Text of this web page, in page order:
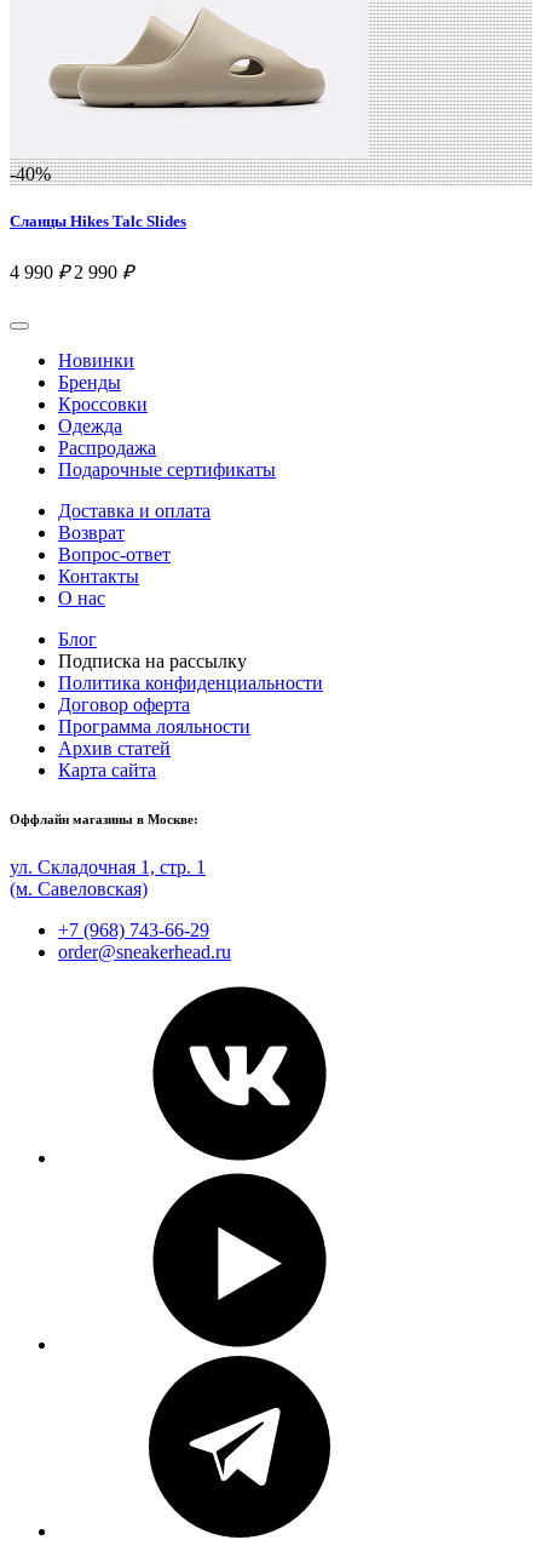
-40%
Сланцы Hikes Talc Slides
4 990 ₽ 2 990 ₽
Новинки
Бренды
Кроссовки
Одежда
Распродажа
Подарочные сертификаты
Доставка и оплата
Возврат
Вопрос-ответ
Контакты
О нас
Блог
Подписка на рассылку
Политика конфиденциальности
Договор оферта
Программа лояльности
Архив статей
Карта сайта
Оффлайн магазины в Москве:
ул. Складочная 1, стр. 1
(м. Савеловская)
+7 (968) 743-66-29
order@sneakerhead.ru